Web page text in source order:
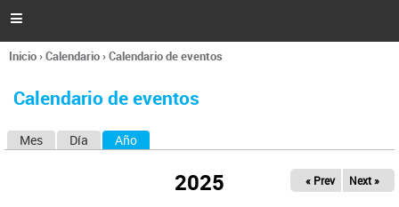
l

Se
usted
Inicio›Calendario›Calendario de eventos
Calendario de eventos
Mes Día Año
2025 « Prev Next »